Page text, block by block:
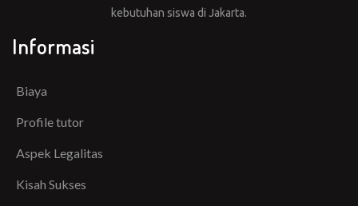
kebutuhan siswa di Jakarta.
Informasi
Biaya
Profile tutor
Aspek Legalitas
Kisah Sukses